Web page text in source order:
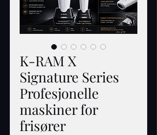
K-RAM X
Signature Series
Profesjonelle
maskiner for
frisører